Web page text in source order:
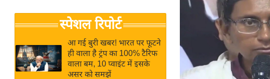
Breaking
News in
Hindi
Hindi
जगत
राय
बजट
स्पेशल रिपोर्ट
आ गई बुरी खबर! भारत पर फूटने
ही वाला है ट्रंप का 100% टैरिफ
वाला बम, 10 प्वाइंट में इसके
असर को समझें